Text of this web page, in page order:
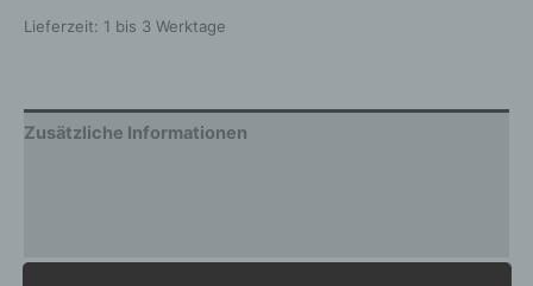
Lieferzeit: 1 bis 3 Werktage
Zusätzliche Informationen